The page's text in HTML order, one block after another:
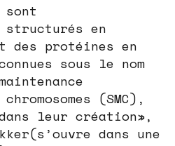
sont
structurés en
des protéines en
sous le nom
(SMC),
leur création»,
dans une